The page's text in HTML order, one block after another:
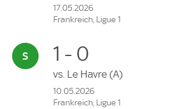
17.05.2026
Frankreich, Ligue 1
1 - 0
vs. Le Havre (A)
10.05.2026
Frankreich, Ligue 1